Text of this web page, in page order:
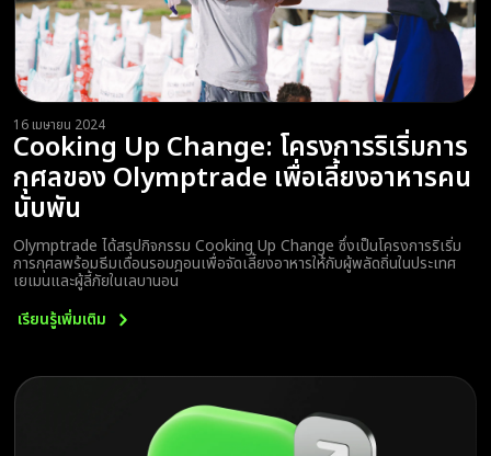
16 เมษายน 2024
Cooking Up Change: โครงการริเริ่มการ
กุศลของ Olymptrade เพื่อเลี้ยงอาหารคน
นับพัน
Olymptrade ได้สรุปกิจกรรม Cooking Up Change ซึ่งเป็นโครงการริเริ่ม
การกุศลพร้อมธีมเดือนรอมฎอนเพื่อจัดเลี้ยงอาหารให้กับผู้พลัดถิ่นในประเทศ
เยเมนและผู้ลี้ภัยในเลบานอน
เรียนรู้เพิ่มเติม